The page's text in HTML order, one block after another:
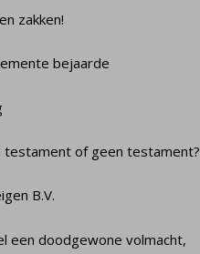
zakken!
bejaarde
of geen testament?
B.V.
een doodgewone volmacht,